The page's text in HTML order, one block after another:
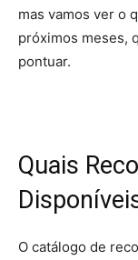
mas vamos ver o
próximos meses,
pontuar.
Quais
O catálogo de